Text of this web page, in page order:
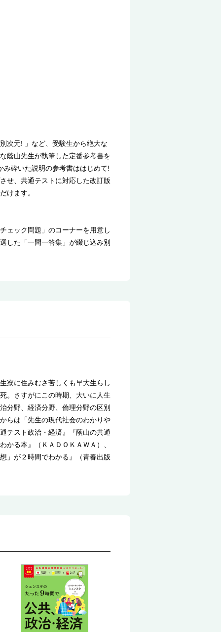
次元! 」など、受験生から絶大な
蔭山先生が執筆した定番参考書を
砕いた説明の参考書ははじめて!
せ、共通テストに対応した改訂版
けます。
ェック問題」のコーナーを用意し
した「一問一答集」が綴じ込み別
寮に住みむさ苦しくも早大生らし
。さすがにこの時期、大いに人生
分野、経済分野、倫理分野の区別
らは「先生の現代社会のわかりや
テスト政治・経済』『蔭山の共通
る本』（ＫＡＤＯＫＡＷＡ）、
」が２時間でわかる』（青春出版